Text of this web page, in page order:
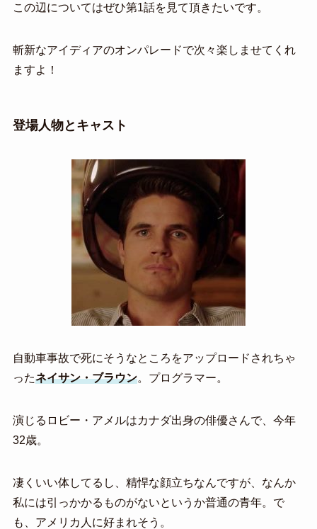
この辺についてはぜひ第1話を見て頂きたいです。
斬新なアイディアのオンパレードで次々楽しませてくれ
ますよ！
登場人物とキャスト
自動車事故で死にそうなところをアップロードされちゃ
ったネイサン・ブラウン。プログラマー。
演じるロビー・アメルはカナダ出身の俳優さんで、今年
32歳。
凄くいい体してるし、精悍な顔立ちなんですが、なんか
私には引っかかるものがないというか普通の青年。で
も、アメリカ人に好まれそう。